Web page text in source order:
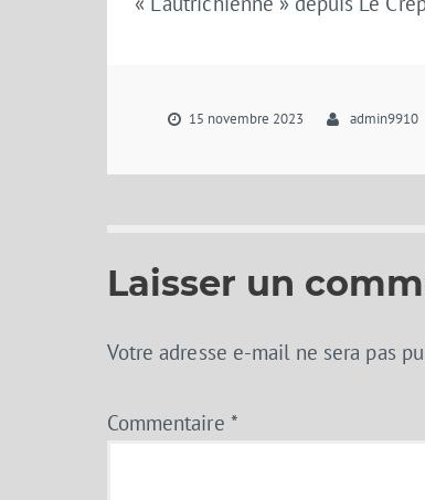
15 novembre 2023 admin9910
Laisser un
Votre adresse e-mail ne sera pas
Commentaire *